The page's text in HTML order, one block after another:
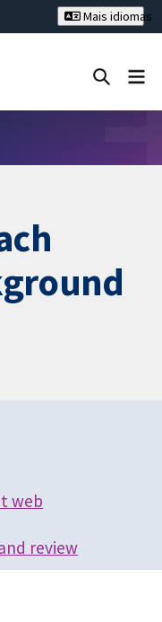
Mais idiomas
web
review